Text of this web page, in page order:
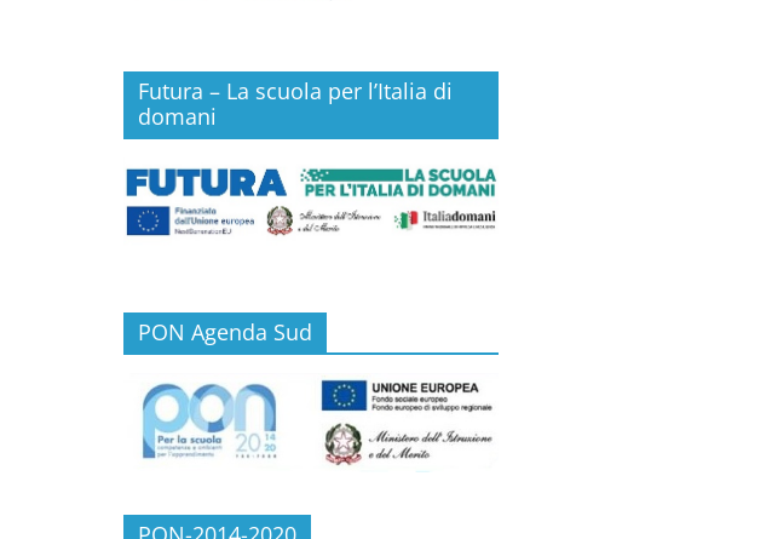
Futura – La scuola per l’Italia di
domani
PON Agenda Sud